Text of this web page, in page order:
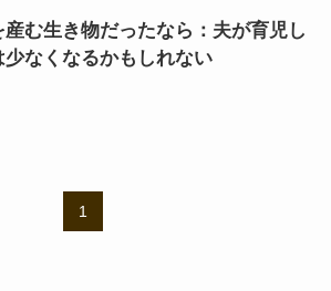
産む生き物だったなら：夫が育児し
なくなるかもしれない
1